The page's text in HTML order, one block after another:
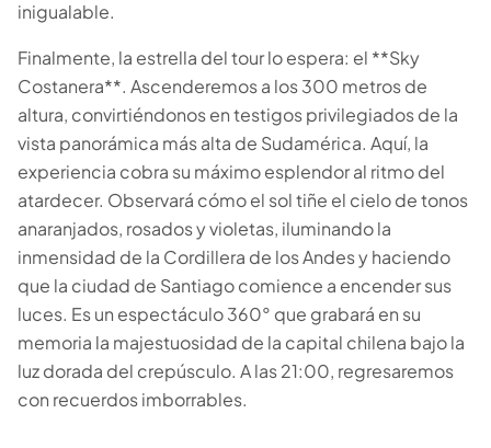
inigualable.
Finalmente, la estrella del tour lo espera: el **Sky
Costanera**. Ascenderemos a los 300 metros de
altura, convirtiéndonos en testigos privilegiados de la
vista panorámica más alta de Sudamérica. Aquí, la
experiencia cobra su máximo esplendor al ritmo del
atardecer. Observará cómo el sol tiñe el cielo de tonos
anaranjados, rosados y violetas, iluminando la
inmensidad de la Cordillera de los Andes y haciendo
que la ciudad de Santiago comience a encender sus
luces. Es un espectáculo 360° que grabará en su
memoria la majestuosidad de la capital chilena bajo la
luz dorada del crepúsculo. A las 21:00, regresaremos
con recuerdos imborrables.
E
¡Hola! 👋 Soy el asistente virtual de Escapada Tours
Guías profesionales desde hace 26 años en Turismo
y Gastronomía, en Chile desde 2015.
Te ayudaré a encontrar la experiencia ideal en 3
preguntas rápidas.
días tienes disponibles
experiencias?